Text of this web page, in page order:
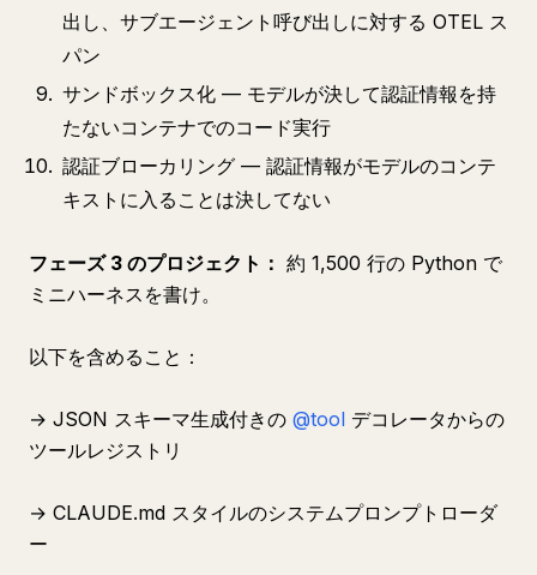
出し、サブエージェント呼び出しに対する OTEL ス
パン
サンドボックス化 — モデルが決して認証情報を持
たないコンテナでのコード実行
認証ブローカリング — 認証情報がモデルのコンテ
キストに入ることは決してない
フェーズ 3 のプロジェクト： 約 1,500 行の Python で
ミニハーネスを書け。
以下を含めること：
→ JSON スキーマ生成付きの @tool デコレータからの
ツールレジストリ
→ CLAUDE.md スタイルのシステムプロンプトローダ
ー